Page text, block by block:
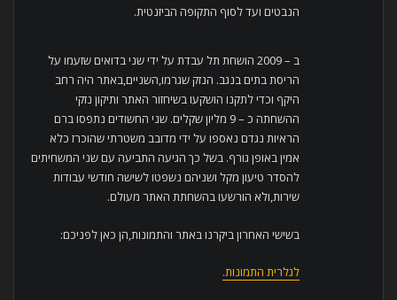
הנבטים ועד לסוף התקופה הביזנטית.
ב – 2009 הושחת תל עבדת על ידי שני בדואים שזעמו על
הריסת בתים בנגב. הנזק שגרמו,השניים,באתר היה רחב
היקף וכדי לתקנו הושקעו בשיחזור האתר ותיקון נזקי
ההשחתה כ – 9 מליון שקלים. שני החשודים נתפסו ברם
הראיות נגדם נאספו על ידי מדובב משטרתי שהוכרז כלא
אמין באופן גורף. בשל כך הגיעה התביעה עם שני המשחיתים
להסדר טיעון מקל ושניהם נשפטו לשישה חודשי עבודות
שירות,ולא הורשעו בהשחתת האתר מעולם.
בשישי האחרון ביקרנו באתר והתמונות,הן כאן לפניכם:
לגלרית התמונות.